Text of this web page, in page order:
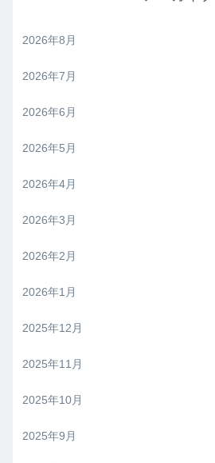
2026年8月
2026年7月
2026年6月
2026年5月
2026年4月
2026年3月
2026年2月
2026年1月
2025年12月
2025年11月
2025年10月
2025年9月